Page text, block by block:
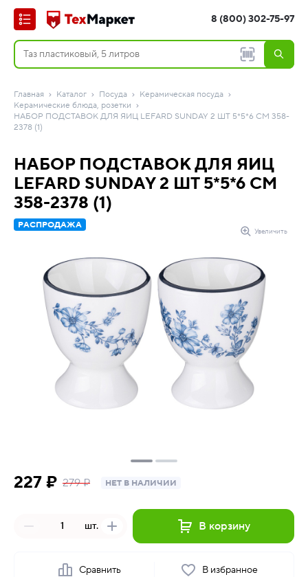
8 (800) 302-75-97
Главная Каталог Посуда
Керамическая посуда
Керамические блюда, розетки
НАБОР ПОДСТАВОК ДЛЯ ЯИЦ LEFARD SUNDAY 2 ШТ 5*5*6 СМ 358-
2378 (1)
НАБОР ПОДСТАВОК ДЛЯ ЯИЦ
LEFARD SUNDAY 2 ШТ 5*5*6 СМ
358-2378 (1)
РАСПРОДАЖА
Увеличить
227 ₽ 279 ₽ НЕТ В НАЛИЧИИ
шт. В корзину
Сравнить В избранное